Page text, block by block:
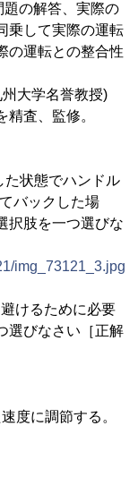
の解答、実際の
乗して実際の運転
の運転との整合性
大学名誉教授)
査、監修。
た状態でハンドル
バックした場
択肢を一つ選びな
img_73121_3.jpg
けるために必要
選びなさい［正解
度に調節する。